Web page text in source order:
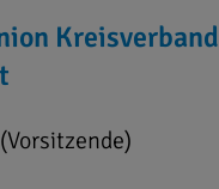
Kreisverband